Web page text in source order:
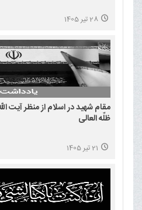
28 تیر 1405
مقام شهید در اسلام از منظر آیت
ظلّه العالی
21 تیر 1405